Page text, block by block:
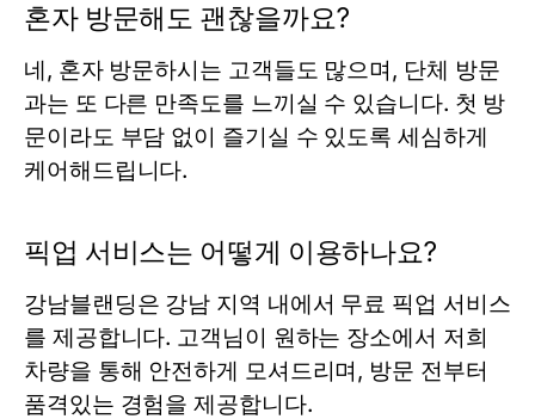
혼자 방문해도 괜찮을까요?
네, 혼자 방문하시는 고객들도 많으며, 단체 방문
과는 또 다른 만족도를 느끼실 수 있습니다. 첫 방
문이라도 부담 없이 즐기실 수 있도록 세심하게
케어해드립니다.
픽업 서비스는 어떻게 이용하나요?
강남블랜딩은 강남 지역 내에서 무료 픽업 서비스
를 제공합니다. 고객님이 원하는 장소에서 저희
차량을 통해 안전하게 모셔드리며, 방문 전부터
품격있는 경험을 제공합니다.